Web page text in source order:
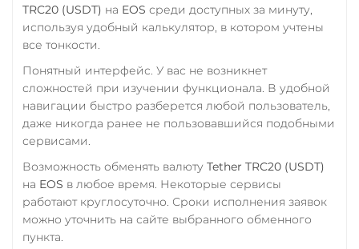
Utopia USD (UUSD)
Verge (XVG)
WAVES
Wrapped Bitcoin (WBTC)
Wrapped Ethereum
ERC20 AVAXC
BASE
CRO
RONIN
Фридом Банк KZT
Центр Кредит KZT
TRC20 (USDT) на EOS среди доступных за минуту,
используя удобный калькулятор, в котором учтены
все тонкости.
Понятный интерфейс. У вас не возникнет
сложностей при изучении функционала. В удобной
навигации быстро разберется любой пользователь,
даже никогда ранее не пользовавшийся подобными
сервисами.
Возможность обменять валюту Tether TRC20 (USDT)
на EOS в любое время. Некоторые сервисы
работают круглосуточно. Сроки исполнения заявок
можно уточнить на сайте выбранного обменного
пункта.